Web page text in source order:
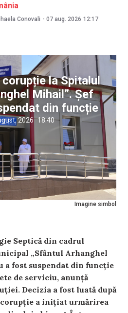
Conovali - 07 aug. 2026 12:17
Imagine simbol
la Spitalul
Mihail”. Șef
din funcție
2026 18:40
Septică din cadrul
„Sfântul Arhanghel
a fost suspendat din funcție
de serviciu, anunță
Decizia a fost luată după
a inițiat urmărirea